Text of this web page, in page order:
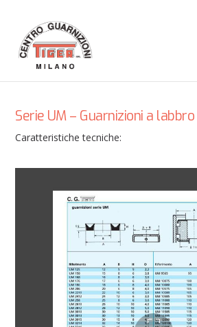
Serie UM – Guarnizioni a labbro
Caratteristiche tecniche: